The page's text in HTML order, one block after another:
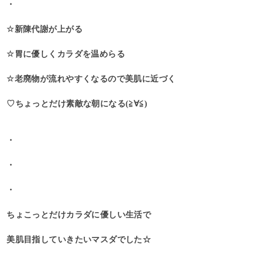
・
☆新陳代謝が上がる
☆胃に優しくカラダを温めらる
☆老廃物が流れやすくなるので美肌に近づく
♡ちょっとだけ素敵な朝になる(≧∀≦)
・
・
・
ちょこっとだけカラダに優しい生活で
美肌目指していきたいマスダでした☆